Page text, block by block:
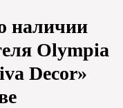
наличии
Olympia
Decor»